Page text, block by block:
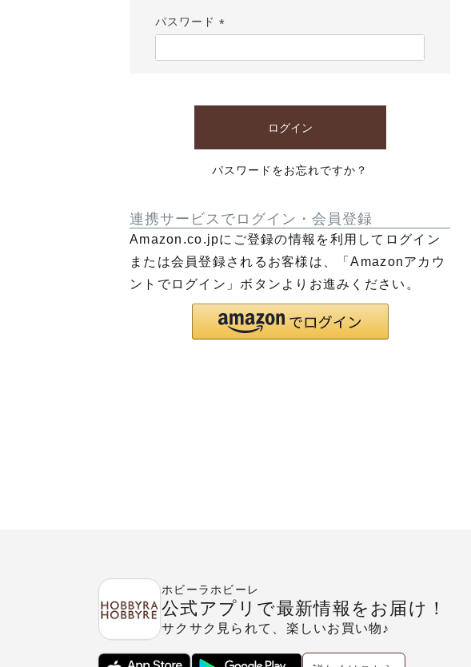
パスワード
須)
ログイン
パスワードをお忘れですか？
連携サービスでログイン・会員登録
Amazon.co.jpにご登録の情報を利用してログイン
または会員登録されるお客様は、「Amazonアカウ
ントでログイン」ボタンよりお進みください。
ホビーラホビーレ
公式アプリで最新情報をお届け！
サクサク見られて、楽しいお買い物♪